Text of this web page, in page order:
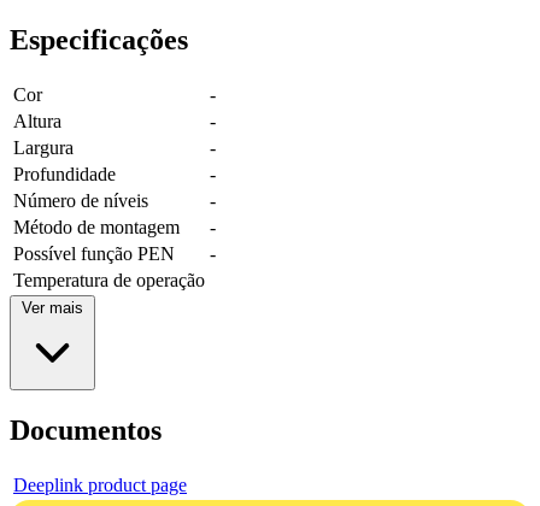
Especificações
Cor
-
Altura
-
Largura
-
Profundidade
-
Número de níveis
-
Método de montagem
-
Possível função PEN
-
Temperatura de operação
Ver mais
Documentos
Deeplink product page